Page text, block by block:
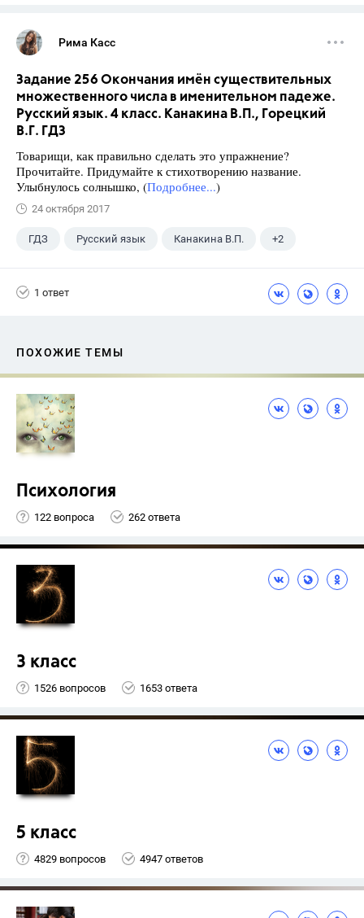
Рима Касс
Задание 256 Окончания имён существительных
множественного числа в именительном падеже.
Русский язык. 4 класс. Канакина В.П., Горецкий
В.Г. ГДЗ
Товарищи, как правильно сделать это упражнение?
Прочитайте. Придумайте к стихотворению название.
Улыбнулось солнышко, (Подробнее...)
24 октября 2017
ГДЗ Русский язык Канакина В.П. +2
1 ответ
ПОХОЖИЕ ТЕМЫ
Психология
122 вопроса 262 ответа
3 класс
1526 вопросов 1653 ответа
5 класс
4829 вопросов 4947 ответов